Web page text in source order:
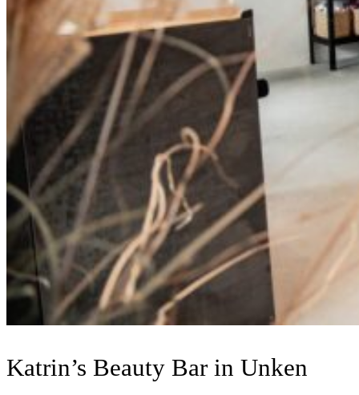
Katrin’s Beauty Bar in Unken